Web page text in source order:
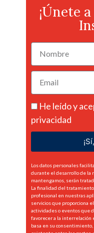
¡Únete
He leído y
privacidad
Los datos personales
durante el desarrollo de la
mantengamos, serán
La finalidad del
profesional en nuestras
servicios que proporciona
actividades o eventos que
favorecer a la
basa en su